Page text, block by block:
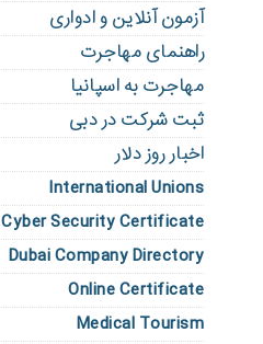
آزمون آنلاین و ادواری
راهنمای مهاجرت
مهاجرت به اسپانیا
ثبت شرکت در دبی
اخبار روز دلار
International Unions
Cyber Security Certificate
Dubai Company Directory
Online Certificate
Medical Tourism